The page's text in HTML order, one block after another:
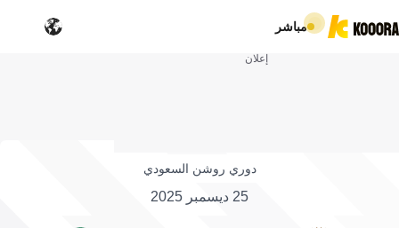
مباشر
إعلان
دوري روشن السعودي
25 ديسمبر 2025